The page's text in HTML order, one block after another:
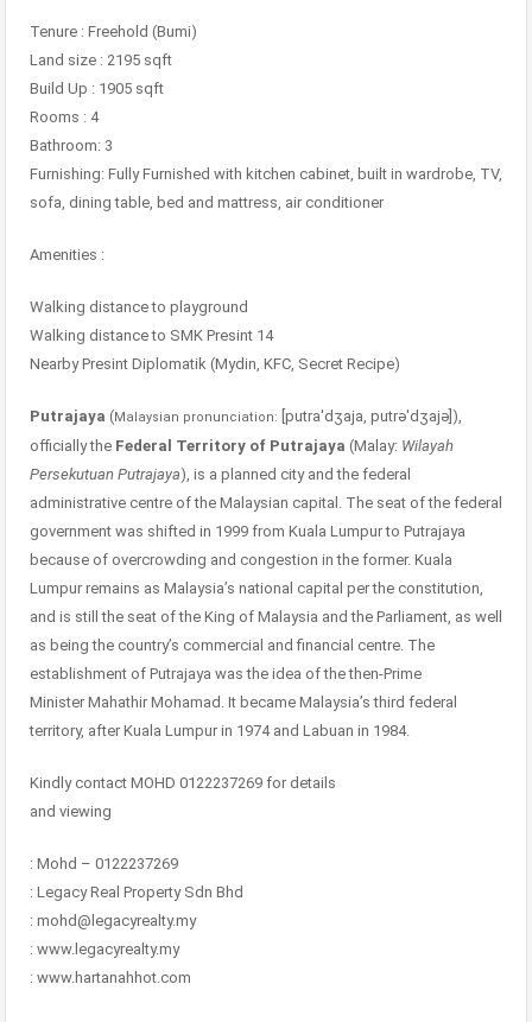
Tenure : Freehold (Bumi)
Land size : 2195 sqft
Build Up : 1905 sqft
Rooms : 4
Bathroom: 3
Furnishing: Fully Furnished with kitchen cabinet, built in wardrobe, TV,
sofa, dining table, bed and mattress, air conditioner
Amenities :
Walking distance to playground
Walking distance to SMK Presint 14
Nearby Presint Diplomatik (Mydin, KFC, Secret Recipe)
Putrajaya (Malaysian pronunciation: [putraˈdʒaja, putrəˈdʒajə]),
officially the Federal Territory of Putrajaya (Malay: Wilayah
Persekutuan Putrajaya), is a planned city and the federal
administrative centre of the Malaysian capital. The seat of the federal
government was shifted in 1999 from Kuala Lumpur to Putrajaya
because of overcrowding and congestion in the former. Kuala
Lumpur remains as Malaysia’s national capital per the constitution,
and is still the seat of the King of Malaysia and the Parliament, as well
as being the country’s commercial and financial centre. The
establishment of Putrajaya was the idea of the then-Prime
Minister Mahathir Mohamad. It became Malaysia’s third federal
territory, after Kuala Lumpur in 1974 and Labuan in 1984.
Kindly contact MOHD 0122237269 for details
and viewing
: Mohd – 0122237269
: Legacy Real Property Sdn Bhd
: mohd@legacyrealty.my
: www.legacyrealty.my
: www.hartanahhot.com